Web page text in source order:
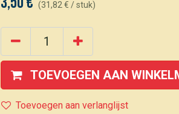
(31,82 € /stuk)
TOEVOEGEN AAN
Toevoegen aan verlanglijst